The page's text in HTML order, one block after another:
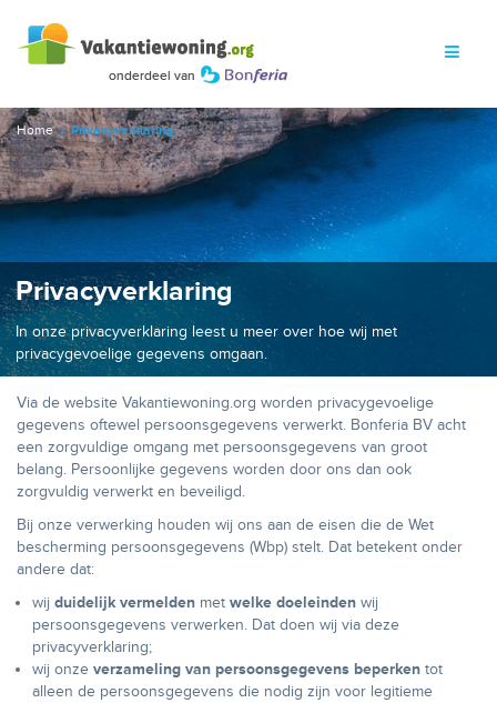
Home Privacyverklaring
Privacyverklaring
In onze privacyverklaring leest u meer over hoe wij met
privacygevoelige gegevens omgaan.
Via de website Vakantiewoning.org worden privacygevoelige
gegevens oftewel persoonsgegevens verwerkt. Bonferia BV acht
een zorgvuldige omgang met persoonsgegevens van groot
belang. Persoonlijke gegevens worden door ons dan ook
zorgvuldig verwerkt en beveiligd.
Bij onze verwerking houden wij ons aan de eisen die de Wet
bescherming persoonsgegevens (Wbp) stelt. Dat betekent onder
andere dat:
wij duidelijk vermelden met welke doeleinden wij
persoonsgegevens verwerken. Dat doen wij via deze
privacyverklaring;
wij onze verzameling van persoonsgegevens beperken tot
alleen de persoonsgegevens die nodig zijn voor legitieme